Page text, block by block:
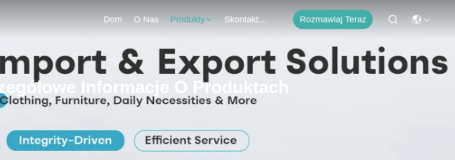
Dom O Nas Produkty Skontaktuj Się Z Nami Rozmawiaj Teraz
Informacje O Produktach